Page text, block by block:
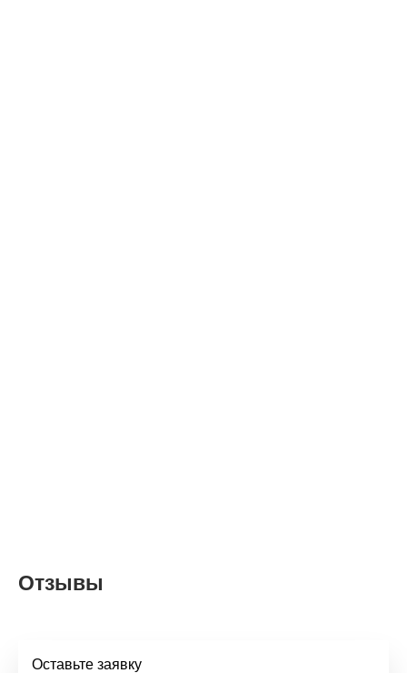
Отзывы
Оставьте заявку